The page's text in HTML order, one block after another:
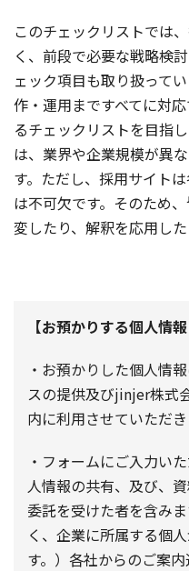
このチェックリストでは
く、前段で必要な戦略検
ェック項目も取り扱って
作・運用まですべてに対
るチェックリストを目指
は、業界や企業規模が異
す。ただし、採用サイト
は不可欠です。そのため
変したり、解釈を応用し
【お預かりする個人情報
・お預かりした個人情
スの提供及びjinjer株式
内に利用させていただき
・フォームにご入力い
人情報の共有、及び、
委託を受けた者を含み
く、企業に所属する個
す。）各社からのご案